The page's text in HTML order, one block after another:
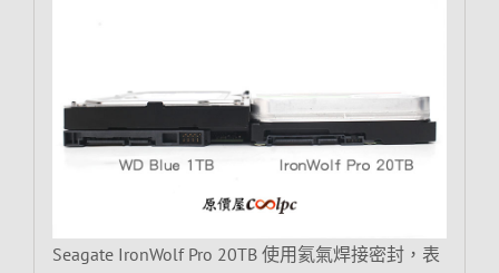
Seagate IronWolf Pro 20TB 使用氦氣焊接密封，表